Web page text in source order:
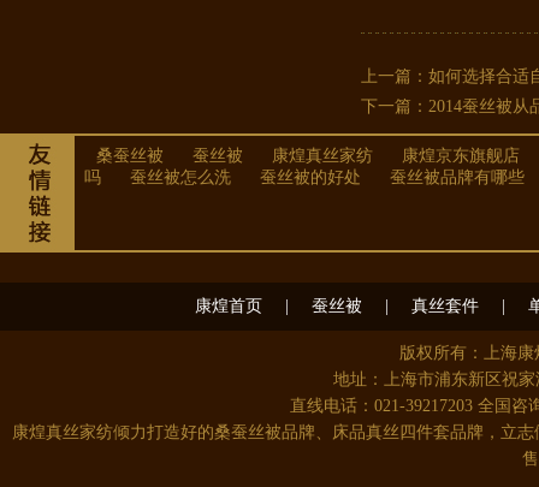
上一篇： 如何选择合适
下一篇： 2014蚕丝被从
桑蚕丝被 蚕丝被 康煌真丝家纺
康煌京东旗舰店
吗
蚕丝被怎么洗 蚕丝被的好处 蚕丝被品牌有哪些
康煌首页 蚕丝被 真丝套件
版权所有：上海
地址：上海市浦东新区祝
直线电话：021-39217203 全国咨
康煌真丝家纺倾力打造好的桑蚕丝被品牌、床品真丝四件套品牌，立